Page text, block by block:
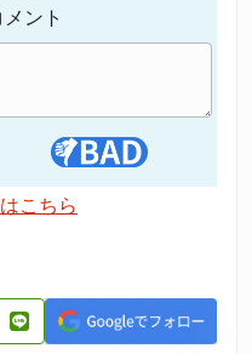
メント
こちら